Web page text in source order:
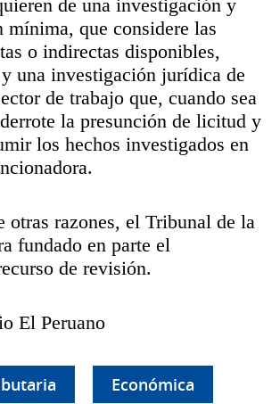
de una investigación y
mínima, que considere las
o indirectas disponibles,
una investigación jurídica de
de trabajo que, cuando sea
la presunción de licitud y
los hechos investigados en
otras razones, el Tribunal de la
fundado en parte el
de revisión.
El Peruano
Económica